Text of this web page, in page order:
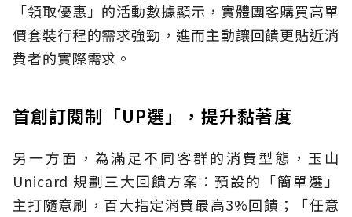
「領取優惠」的活動數據顯示，實體團客購買高單
價套裝行程的需求強勁，進而主動讓回饋更貼近消
費者的實際需求。
首創訂閱制「UP選」，提升黏著度
另一方面，為滿足不同客群的消費型態，玉山
Unicard 規劃三大回饋方案：預設的「簡單選」
主打隨意刷，百大指定消費最高3%回饋；「任意